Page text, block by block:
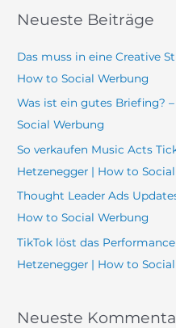
h
h
:
Neueste Beiträge
Das muss in eine Creative
How to Social Werbung
Was ist ein gutes Briefing?
Social Werbung
So verkaufen Music Acts
Hetzenegger | How to
Thought Leader Ads
How to Social Werbung
TikTok löst das
Hetzenegger | How to
Neueste